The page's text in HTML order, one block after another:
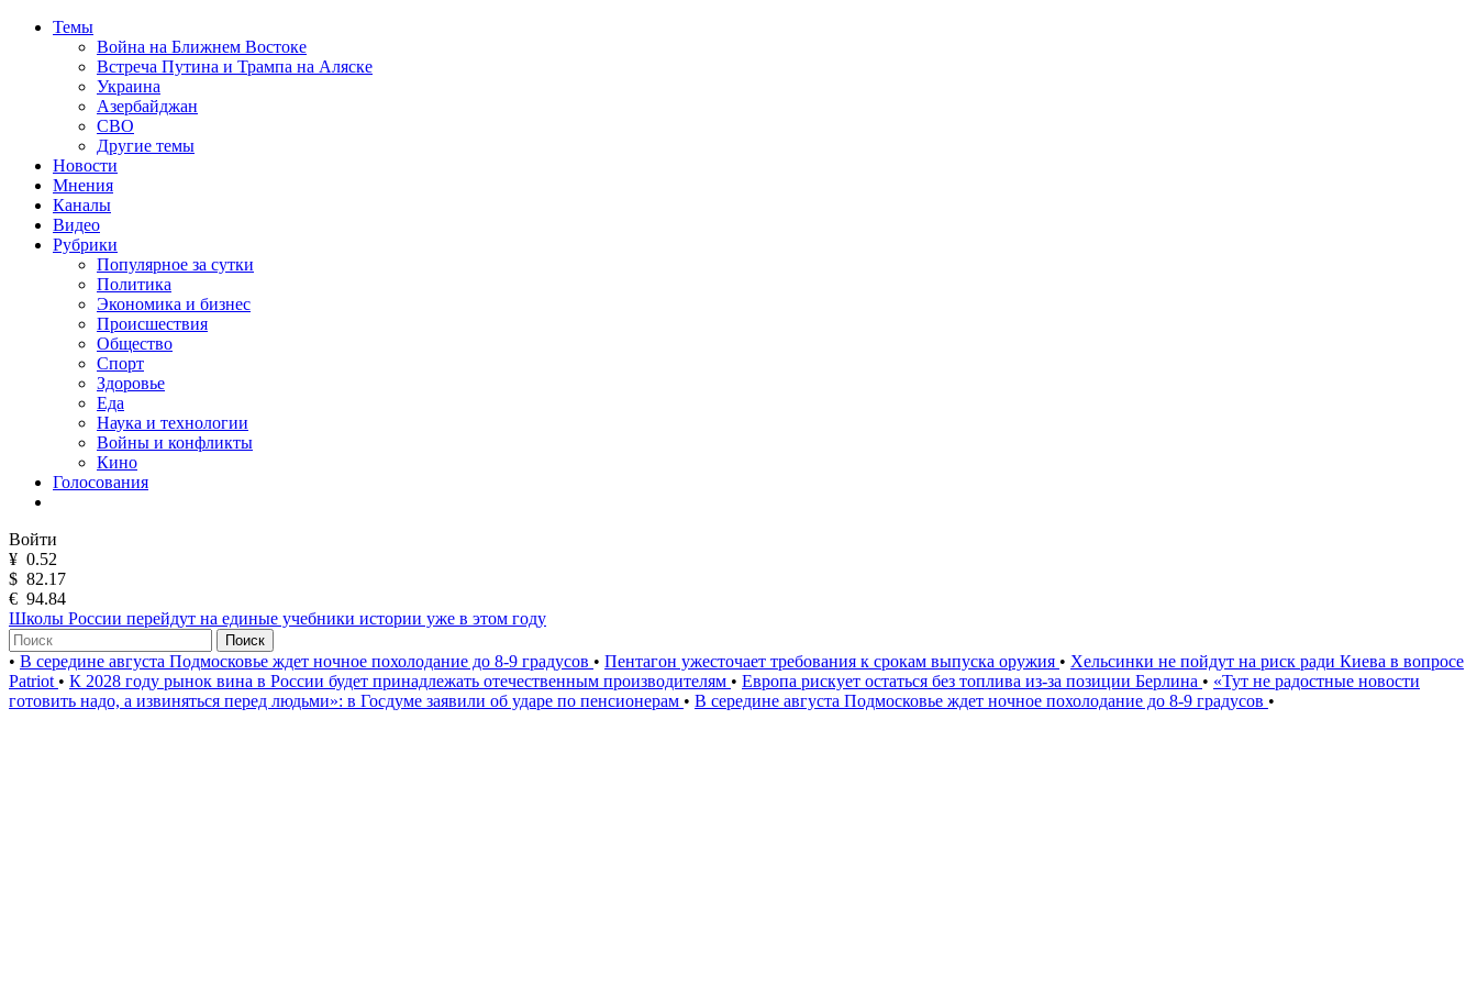
Темы
Война на Ближнем Востоке
Встреча Путина и Трампа на Аляске
Украина
Азербайджан
СВО
Другие темы
Новости
Мнения
Каналы
Видео
Рубрики
Популярное за сутки
Политика
Экономика и бизнес
Происшествия
Общество
Спорт
Здоровье
Еда
Наука и технологии
Войны и конфликты
Кино
Голосования
Войти
¥ 0.52
$ 82.17
€ 94.84
Школы России перейдут на единые учебники истории уже в этом году
Поиск
• В середине августа Подмосковье ждет ночное похолодание до 8-9 градусов • Пентагон ужесточает требования к срокам выпуска оружия • Хельсинки не пойдут на риск ради Киева в вопросе
Patriot • К 2028 году рынок вина в России будет принадлежать отечественным производителям • Европа рискует остаться без топлива из-за позиции Берлина • «Тут не радостные новости
готовить надо, а извиняться перед людьми»: в Госдуме заявили об ударе по пенсионерам • В середине августа Подмосковье ждет ночное похолодание до 8-9 градусов •